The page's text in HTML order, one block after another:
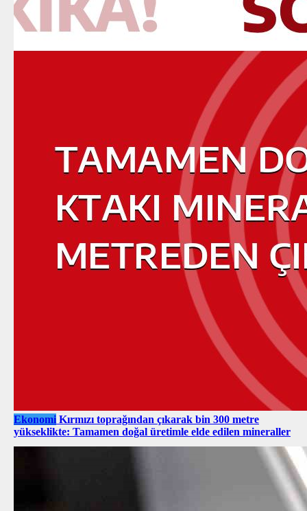
Ekonomi Kırmızı toprağından çıkarak bin 300 metre
yükseklikte: Tamamen doğal üretimle elde edilen mineraller